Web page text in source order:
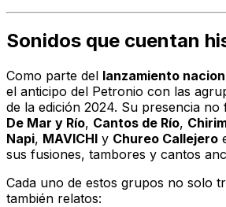
Sonidos que cuentan
Como parte del lanzamiento
el anticipo del Petronio con las
de la edición 2024. Su presencia no
De Mar y Río, Cantos de Río,
Napi, MAVICHI y Chureo Callejero
sus fusiones, tambores y cantos
Cada uno de estos grupos no solo
también relatos: